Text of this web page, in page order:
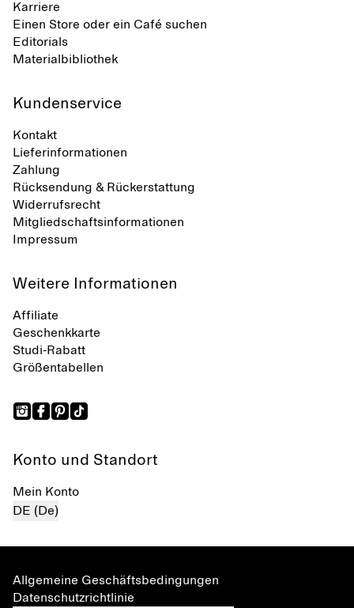
Karriere
Einen Store oder ein Café suchen
Editorials
Materialbibliothek
Kundenservice
Kontakt
Lieferinformationen
Zahlung
Rücksendung & Rückerstattung
Widerrufsrecht
Mitgliedschaftsinformationen
Impressum
Weitere Informationen
Affiliate
Geschenkkarte
Studi-Rabatt
Größentabellen
Konto und Standort
Mein Konto
DE (De)
Allgemeine Geschäftsbedingungen
Datenschutzrichtlinie